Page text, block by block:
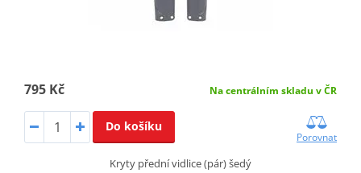
795 Kč Na centrálním skladu v ČR
Do košíku
Porovnat
Kryty přední vidlice (pár) šedý